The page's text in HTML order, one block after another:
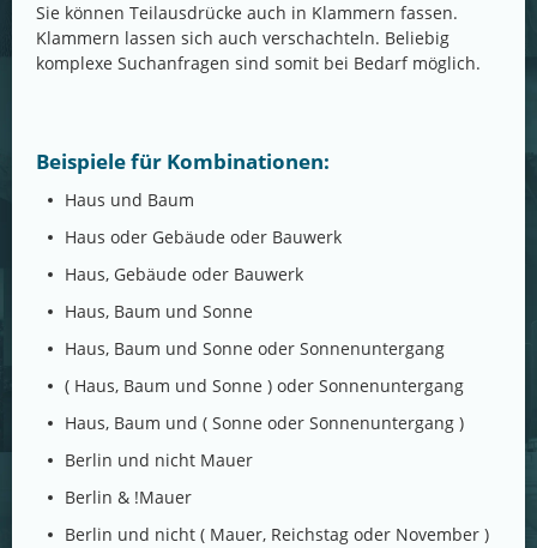
Sie können Teilausdrücke auch in Klammern fassen.
Klammern lassen sich auch verschachteln. Beliebig
komplexe Suchanfragen sind somit bei Bedarf möglich.
Beispiele für Kombinationen:
Haus und Baum
Haus oder Gebäude oder Bauwerk
Haus, Gebäude oder Bauwerk
Haus, Baum und Sonne
Haus, Baum und Sonne oder Sonnenuntergang
( Haus, Baum und Sonne ) oder Sonnenuntergang
Haus, Baum und ( Sonne oder Sonnenuntergang )
Berlin und nicht Mauer
Berlin & !Mauer
Berlin und nicht ( Mauer, Reichstag oder November )